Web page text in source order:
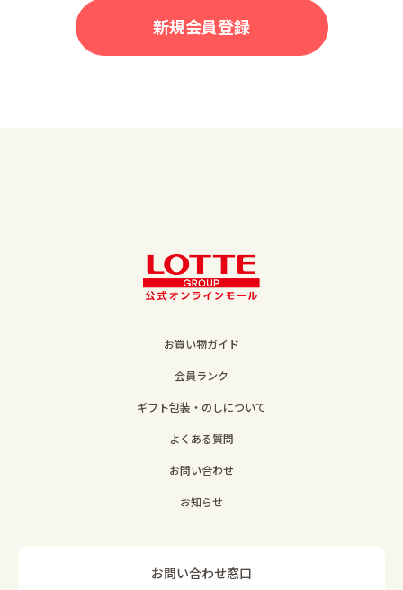
お買い物ガイド
会員ランク
ギフト包装・のしについて
よくある質問
お問い合わせ
お知らせ
お問い合わせ窓口